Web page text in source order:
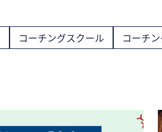
コーチングスクール コーチ